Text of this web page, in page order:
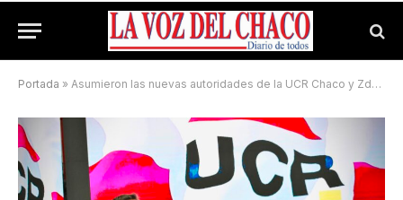
Portada » Asumieron las nuevas autoridades de la UCR Chaco y Zdero tiró que «no necesito tibios ni cagones»